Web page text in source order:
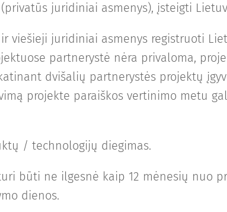
juridiniai asmenys), įsteigti
viešieji juridiniai asmenys registruoti
partnerystė nėra privaloma,
dvišalių partnerystės projektų
projekte paraiškos vertinimo metu
/ technologijų diegimas.
būti ne ilgesnė kaip 12 mėnesių nuo
dienos.